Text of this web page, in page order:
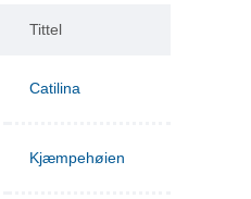
Tittel
Catilina
Kjæmpehøien